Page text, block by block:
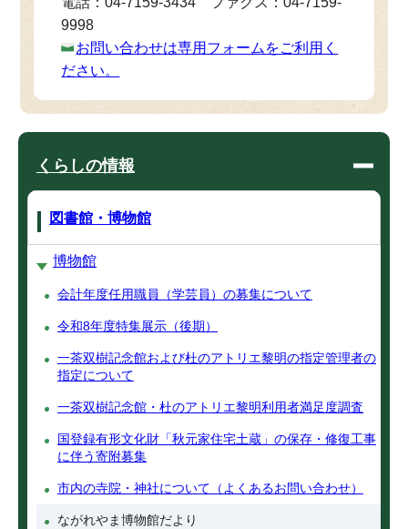
9998
お問い合わせは専用フォームをご利用く
ださい。
くらしの情報
図書館・博物館
博物館
会計年度任用職員（学芸員）の募集について
令和8年度特集展示（後期）
一茶双樹記念館および杜のアトリエ黎明の指定管理者の
指定について
一茶双樹記念館・杜のアトリエ黎明利用者満足度調査
国登録有形文化財「秋元家住宅土蔵」の保存・修復工事
に伴う寄附募集
市内の寺院・神社について（よくあるお問い合わせ）
ながれやま博物館だより